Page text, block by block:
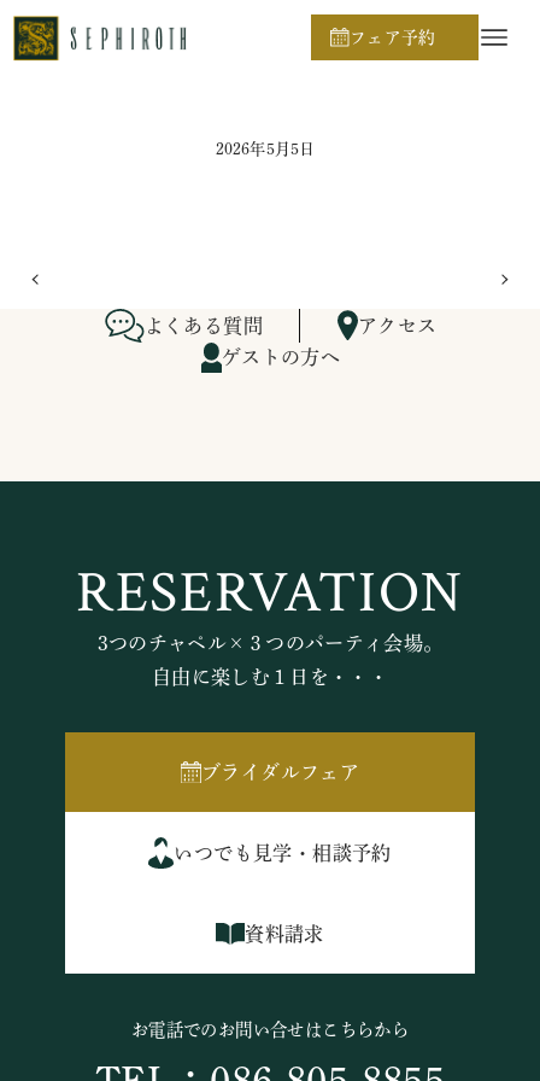
フェア予約
ホーム
2026年5月5日
よくある質問
アクセス
ゲストの方へ
RESERVATION
3つのチャペル×３つのパーティ会場。
自由に楽しむ１日を・・・
ブライダルフェア
いつでも見学・相談予約
資料請求
お電話でのお問い合せはこちらから